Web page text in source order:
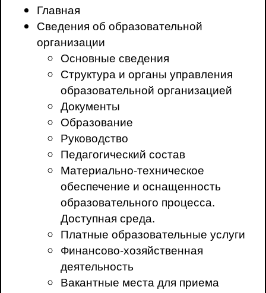
Главная
Сведения об образовательной
организации
Основные сведения
Структура и органы управления
образовательной организацией
Документы
Образование
Руководство
Педагогический состав
Материально-техническое
обеспечение и оснащенность
образовательного процесса.
Доступная среда.
Платные образовательные услуги
Финансово-хозяйственная
деятельность
Вакантные места для приема